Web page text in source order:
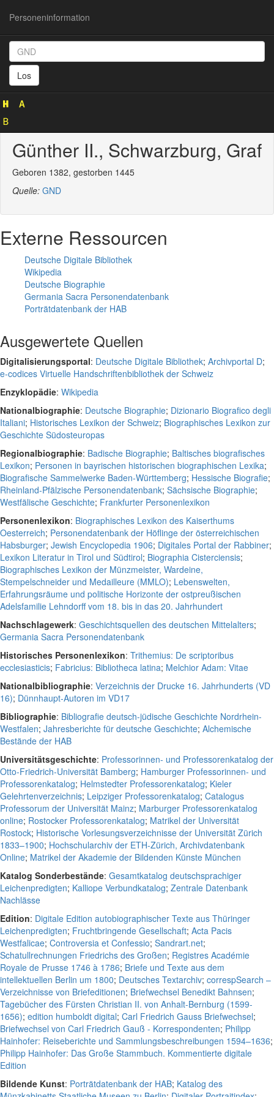
Personeninformation
Los
Personeninformation
118543229)
Günther II., Schwarzburg, Graf
Geboren 1382, gestorben 1445
Quelle: GND
Externe Ressourcen
Deutsche Digitale Bibliothek
Wikipedia
Deutsche Biographie
Germania Sacra Personendatenbank
Porträtdatenbank der HAB
Ausgewertete Quellen
Digitalisierungsportal: Deutsche Digitale Bibliothek; Archivportal D;
e-codices Virtuelle Handschriftenbibliothek der Schweiz
Enzyklopädie: Wikipedia
Nationalbiographie: Deutsche Biographie; Dizionario Biografico degli
Italiani; Historisches Lexikon der Schweiz; Biographisches Lexikon zur
Geschichte Südosteuropas
Regionalbiographie: Badische Biographie; Baltisches biografisches
Lexikon; Personen in bayrischen historischen biographischen Lexika;
Biografische Sammelwerke Baden-Württemberg; Hessische Biografie;
Rheinland-Pfälzische Personendatenbank; Sächsische Biographie;
Westfälische Geschichte; Frankfurter Personenlexikon
Personenlexikon: Biographisches Lexikon des Kaiserthums
Oesterreich; Personendatenbank der Höflinge der österreichischen
Habsburger; Jewish Encyclopedia 1906; Digitales Portal der Rabbiner;
Lexikon Literatur in Tirol und Südtirol; Biographia Cisterciensis;
Biographisches Lexikon der Münzmeister, Wardeine,
Stempelschneider und Medailleure (MMLO); Lebenswelten,
Erfahrungsräume und politische Horizonte der ostpreußischen
Adelsfamilie Lehndorff vom 18. bis in das 20. Jahrhundert
Nachschlagewerk: Geschichtsquellen des deutschen Mittelalters;
Germania Sacra Personendatenbank
Historisches Personenlexikon: Trithemius: De scriptoribus
ecclesiasticis; Fabricius: Bibliotheca latina; Melchior Adam: Vitae
Nationalbibliographie: Verzeichnis der Drucke 16. Jahrhunderts (VD
16); Dünnhaupt-Autoren im VD17
Bibliographie: Bibliografie deutsch-jüdische Geschichte Nordrhein-
Westfalen; Jahresberichte für deutsche Geschichte; Alchemische
Bestände der HAB
Universitätsgeschichte: Professorinnen- und Professorenkatalog der
Otto-Friedrich-Universität Bamberg; Hamburger Professorinnen- und
Professorenkatalog; Helmstedter Professorenkatalog; Kieler
Gelehrtenverzeichnis; Leipziger Professorenkatalog; Catalogus
Professorum der Universität Mainz; Marburger Professorenkatalog
online; Rostocker Professorenkatalog; Matrikel der Universität
Rostock; Historische Vorlesungsverzeichnisse der Universität Zürich
1833–1900; Hochschularchiv der ETH-Zürich, Archivdatenbank
Online; Matrikel der Akademie der Bildenden Künste München
Katalog Sonderbestände: Gesamtkatalog deutschsprachiger
Leichenpredigten; Kalliope Verbundkatalog; Zentrale Datenbank
Nachlässe
Edition: Digitale Edition autobiographischer Texte aus Thüringer
Leichenpredigten; Fruchtbringende Gesellschaft; Acta Pacis
Westfalicae; Controversia et Confessio; Sandrart.net;
Schatullrechnungen Friedrichs des Großen; Registres Académie
Royale de Prusse 1746 à 1786; Briefe und Texte aus dem
intellektuellen Berlin um 1800; Deutsches Textarchiv; correspSearch –
Verzeichnisse von Briefeditionen; Briefwechsel Benedikt Bahnsen;
Tagebücher des Fürsten Christian II. von Anhalt-Bernburg (1599-
1656); edition humboldt digital; Carl Friedrich Gauss Briefwechsel;
Briefwechsel von Carl Friedrich Gauß - Korrespondenten; Philipp
Hainhofer: Reiseberichte und Sammlungsbeschreibungen 1594–1636;
Philipp Hainhofer: Das Große Stammbuch. Kommentierte digitale
Edition
Bildende Kunst: Porträtdatenbank der HAB; Katalog des